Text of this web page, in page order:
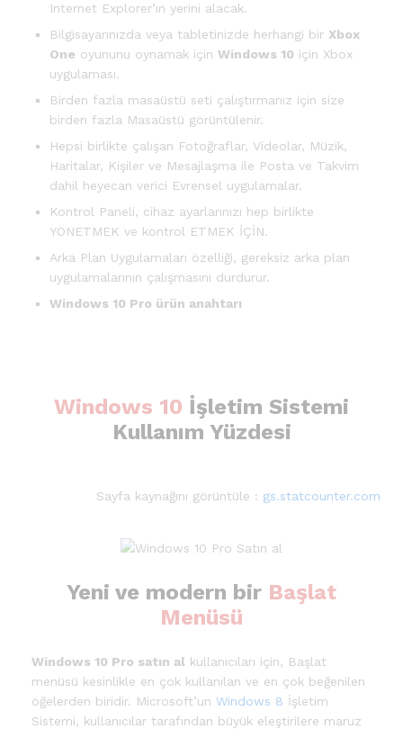
Internet Explorer’ın yerini alacak.
Bilgisayarınızda veya tabletinizde herhangi bir Xbox
One oyununu oynamak için Windows 10 için Xbox
uygulaması.
Birden fazla masaüstü seti çalıştırmanız için size
birden fazla Masaüstü görüntülenir.
Hepsi birlikte çalışan Fotoğraflar, Videolar, Müzik,
Haritalar, Kişiler ve Mesajlaşma ile Posta ve Takvim
dahil heyecan verici Evrensel uygulamalar.
Kontrol Paneli, cihaz ayarlarınızı hep birlikte
YÖNETMEK ve kontrol ETMEK İÇİN.
Arka Plan Uygulamaları özelliği, gereksiz arka plan
uygulamalarının çalışmasını durdurur.
Windows 10 Pro ürün anahtarı
Windows 10 İşletim Sistemi
Kullanım Yüzdesi
Sayfa kaynağını görüntüle : gs.statcounter.com
Yeni ve modern bir Başlat
Menüsü
Windows 10 Pro satın al kullanıcıları için, Başlat
menüsü kesinlikle en çok kullanılan ve en çok beğenilen
öğelerden biridir. Microsoft’un Windows 8 İşletim
Sistemi, kullanıcılar tarafından büyük eleştirilere maruz